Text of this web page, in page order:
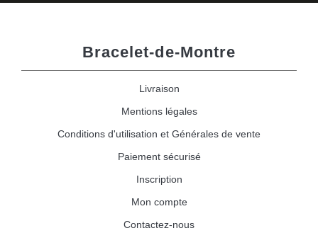
Bracelet-de-Montre
Livraison
Mentions légales
Conditions d'utilisation et Générales de vente
Paiement sécurisé
Inscription
Mon compte
Contactez-nous